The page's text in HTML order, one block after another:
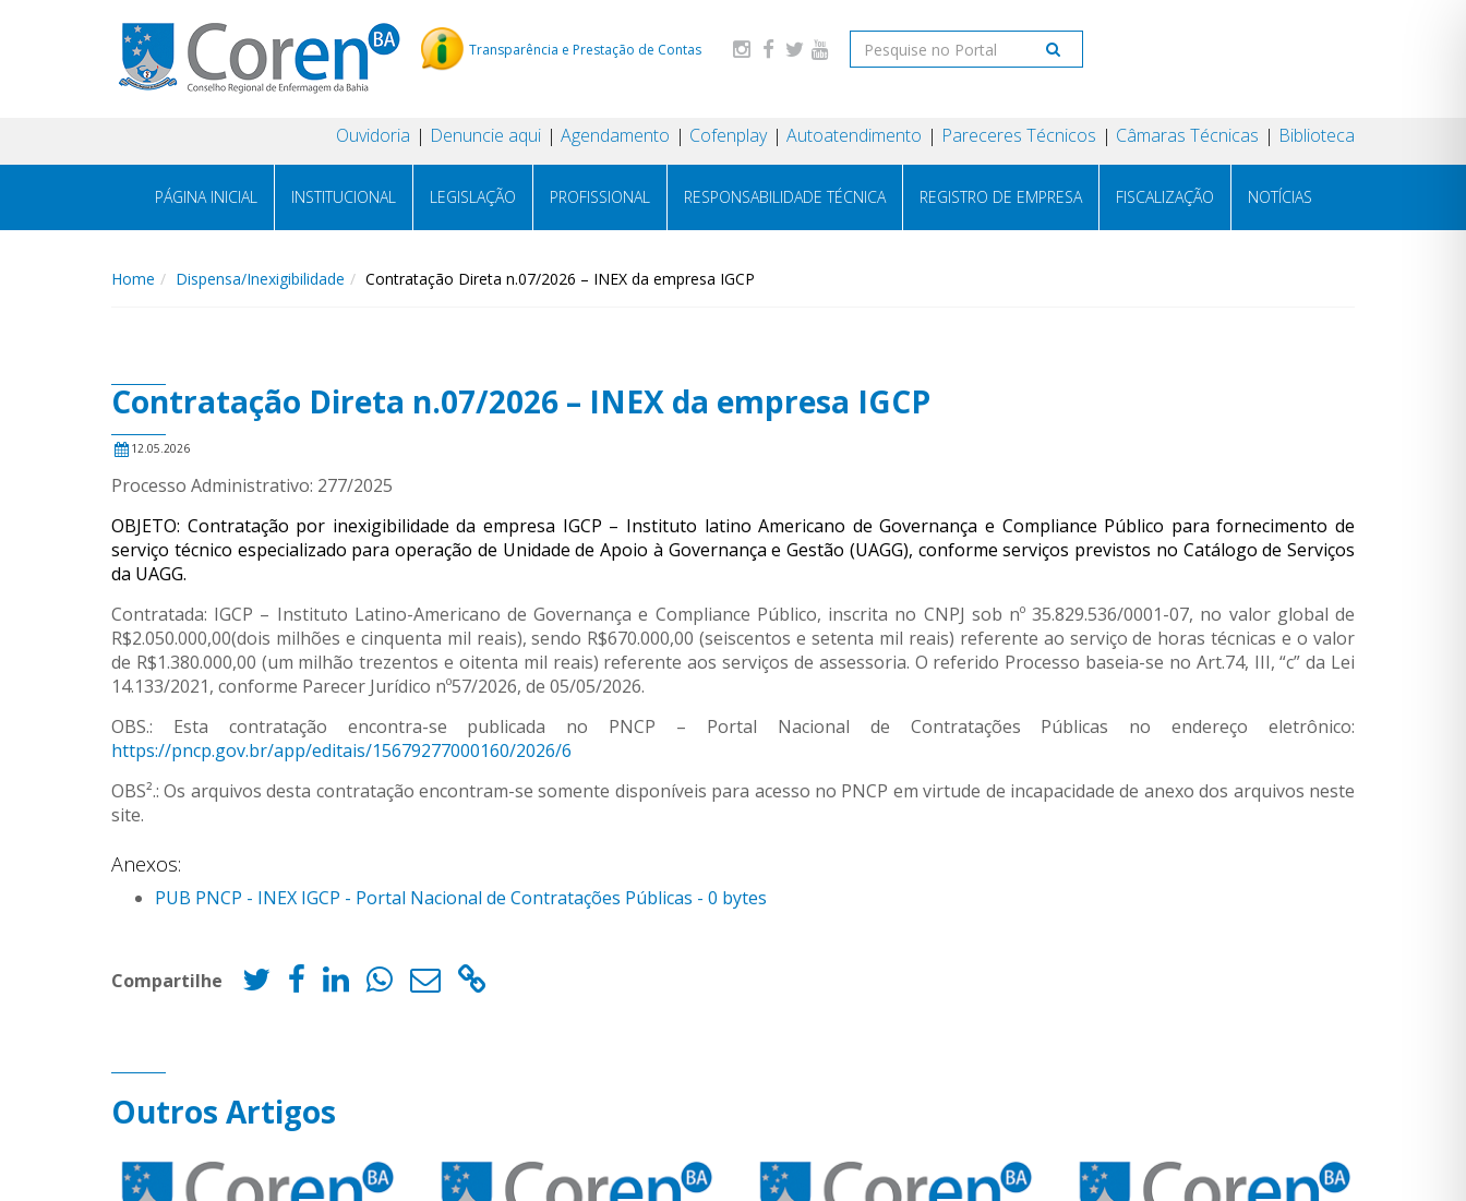
Transparência e Prestação de Contas
Ouvidoria Denuncie aqui Agendamento Cofenplay Autoatendimento Pareceres Técnicos Câmaras Técnicas Biblioteca
PÁGINA INICIAL INSTITUCIONAL LEGISLAÇÃO PROFISSIONAL RESPONSABILIDADE TÉCNICA REGISTRO DE EMPRESA FISCALIZAÇÃO NOTÍCIAS
Home Dispensa/Inexigibilidade Contratação Direta n.07/2026 – INEX da empresa IGCP
Contratação Direta n.07/2026 – INEX da empresa IGCP
12.05.2026
Processo Administrativo: 277/2025
OBJETO: Contratação por inexigibilidade da empresa IGCP – Instituto latino Americano de Governança e Compliance Público para fornecimento de
serviço técnico especializado para operação de Unidade de Apoio à Governança e Gestão (UAGG), conforme serviços previstos no Catálogo de Serviços
da UAGG.
Contratada: IGCP – Instituto Latino-Americano de Governança e Compliance Público, inscrita no CNPJ sob nº 35.829.536/0001-07, no valor global de
R$2.050.000,00(dois milhões e cinquenta mil reais), sendo R$670.000,00 (seiscentos e setenta mil reais) referente ao serviço de horas técnicas e o valor
de R$1.380.000,00 (um milhão trezentos e oitenta mil reais) referente aos serviços de assessoria. O referido Processo baseia-se no Art.74, III, “c” da Lei
14.133/2021, conforme Parecer Jurídico nº57/2026, de 05/05/2026.
OBS.: Esta contratação encontra-se publicada no PNCP – Portal Nacional de Contratações Públicas no endereço eletrônico:
https://pncp.gov.br/app/editais/15679277000160/2026/6
OBS².: Os arquivos desta contratação encontram-se somente disponíveis para acesso no PNCP em virtude de incapacidade de anexo dos arquivos neste
site.
Anexos:
PUB PNCP - INEX IGCP - Portal Nacional de Contratações Públicas - 0 bytes
Compartilhe
Outros Artigos